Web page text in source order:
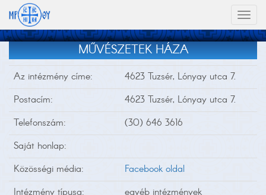
MŰVÉSZETEK HÁZA
Az intézmény címe:
4623 Tuzsér, Lónyay utca 7.
Postacím:
4623 Tuzsér, Lónyay utca 7.
Telefonszám:
(30) 646 3616
Saját honlap:
Közösségi média:
Facebook oldal